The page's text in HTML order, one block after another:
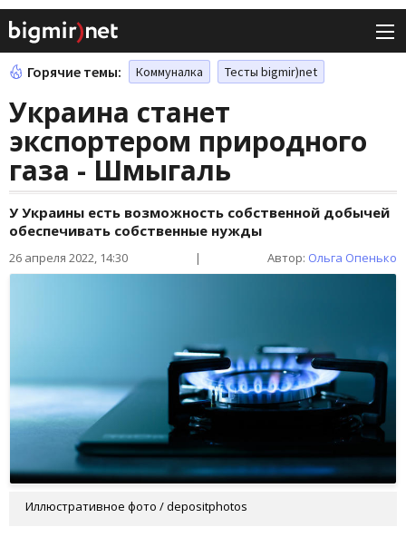
Горячие темы: Коммуналка Тесты bigmir)net
Украина станет
экспортером природного
газа - Шмыгаль
У Украины есть возможность собственной добычей
обеспечивать собственные нужды
26 апреля 2022, 14:30 | Автор: Ольга Опенько
Иллюстративное фото / depositphotos